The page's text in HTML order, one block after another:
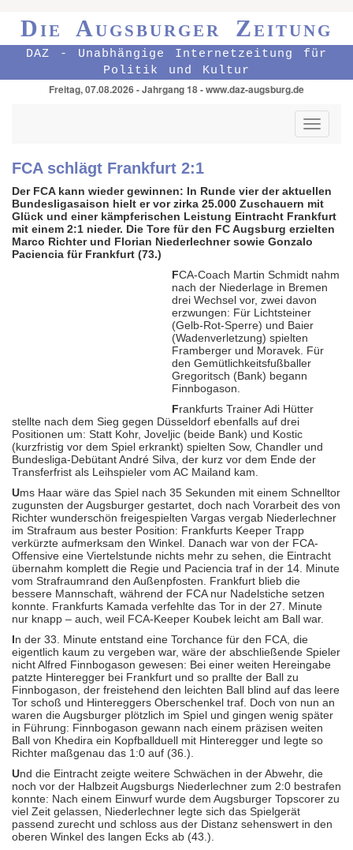
Die Augsburger Zeitung
DAZ - Unabhängige Internetzeitung für
Politik und Kultur
Freitag, 07.08.2026 - Jahrgang 18 - www.daz-augsburg.de
Toggle
FCA schlägt Frankfurt 2:1
Der FCA kann wieder gewinnen: In Runde vier der aktuellen
Bundesligasaison hielt er vor zirka 25.000 Zuschauern mit
Glück und einer kämpferischen Leistung Eintracht Frankfurt
mit einem 2:1 nieder. Die Tore für den FC Augsburg erzielten
Marco Richter und Florian Niederlechner sowie Gonzalo
Paciencia für Frankfurt (73.)
FCA-Coach Martin Schmidt nahm
nach der Niederlage in Bremen
drei Wechsel vor, zwei davon
erzwungen: Für Lichtsteiner
(Gelb-Rot-Sperre) und Baier
(Wadenverletzung) spielten
Framberger und Moravek. Für
den Gemütlichkeitsfußballer
Gregoritsch (Bank) begann
Finnbogason.
Frankfurts Trainer Adi Hütter
stellte nach dem Sieg gegen Düsseldorf ebenfalls auf drei
Positionen um: Statt Kohr, Joveljic (beide Bank) und Kostic
(kurzfristig vor dem Spiel erkrankt) spielten Sow, Chandler und
Bundesliga-Debütant André Silva, der kurz vor dem Ende der
Transferfrist als Leihspieler vom AC Mailand kam.
Ums Haar wäre das Spiel nach 35 Sekunden mit einem Schnelltor
zugunsten der Augsburger gestartet, doch nach Vorarbeit des von
Richter wunderschön freigespielten Vargas vergab Niederlechner
im Strafraum aus bester Position: Frankfurts Keeper Trapp
verkürzte aufmerksam den Winkel. Danach war von der FCA-
Offensive eine Viertelstunde nichts mehr zu sehen, die Eintracht
übernahm komplett die Regie und Paciencia traf in der 14. Minute
vom Strafraumrand den Außenpfosten. Frankfurt blieb die
bessere Mannschaft, während der FCA nur Nadelstiche setzen
konnte. Frankfurts Kamada verfehlte das Tor in der 27. Minute
nur knapp – auch, weil FCA-Keeper Koubek leicht am Ball war.
In der 33. Minute entstand eine Torchance für den FCA, die
eigentlich kaum zu vergeben war, wäre der abschließende Spieler
nicht Alfred Finnbogason gewesen: Bei einer weiten Hereingabe
patzte Hinteregger bei Frankfurt und so prallte der Ball zu
Finnbogason, der freistehend den leichten Ball blind auf das leere
Tor schoß und Hintereggers Oberschenkel traf. Doch von nun an
waren die Augsburger plötzlich im Spiel und gingen wenig später
in Führung: Finnbogason gewann nach einem präzisen weiten
Ball von Khedira ein Kopfballduell mit Hinteregger und legte so
Richter maßgenau das 1:0 auf (36.).
Und die Eintracht zeigte weitere Schwächen in der Abwehr, die
noch vor der Halbzeit Augsburgs Niederlechner zum 2:0 bestrafen
konnte: Nach einem Einwurf wurde dem Augsburger Topscorer zu
viel Zeit gelassen, Niederlechner legte sich das Spielgerät
passend zurecht und schloss aus der Distanz sehenswert in den
oberen Winkel des langen Ecks ab (43.).